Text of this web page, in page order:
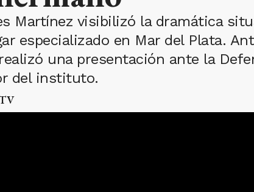
Martínez visibilizó la dramática
especializado en Mar del Plata.
una presentación ante la
del instituto.